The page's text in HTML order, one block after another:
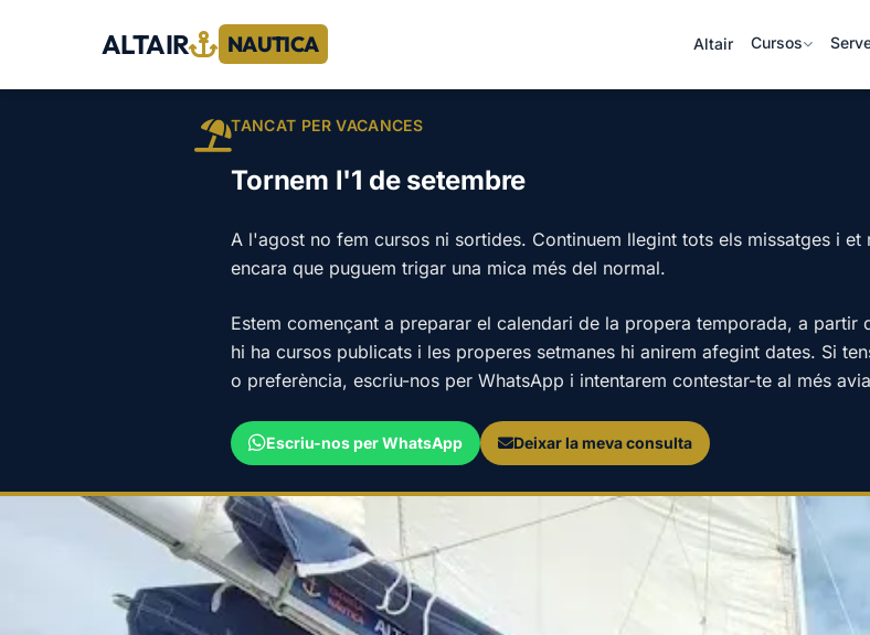
ALTAIR NAUTICA Altair Cursos
TANCAT PER VACANCES
Tornem l'1 de setembre
A l'agost no fem cursos ni sortides. Continuem llegint tots els missatges i et
encara que puguem trigar una mica més del normal.
Estem començant a preparar el calendari de la propera temporada, a partir
hi ha cursos publicats i les properes setmanes hi anirem afegint dates. Si
o preferència, escriu-nos per WhatsApp i intentarem contestar-te al més
Escriu-nos per WhatsApp Deixar la meva consulta